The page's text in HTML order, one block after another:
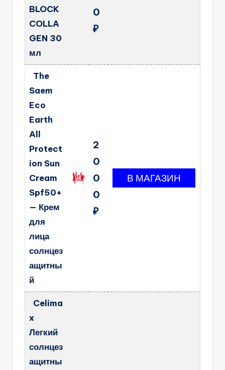
BLOCK
COLLA
GEN 30
мл
0
₽
The
Saem
Eco
Earth
All
Protect
ion Sun
Cream
Spf50+
— Крем
для
лица
солнцез
ащитны
й
2
0
0
0
₽
Celima
x
Легкий
солнцез
ащитны